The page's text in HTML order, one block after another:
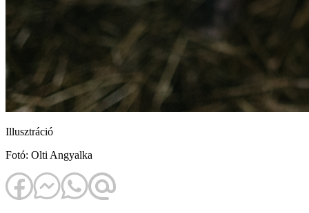
Illusztráció
Fotó: Olti Angyalka